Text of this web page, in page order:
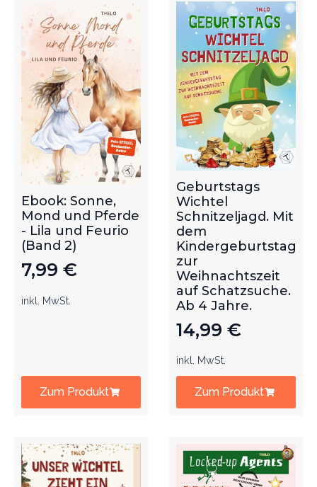
Ebook: Sonne,
Mond und Pferde
- Lila und Feurio
(Band 2)
7,99 €
inkl. MwSt.
Zum Produkt
Geburtstags
Wichtel
Schnitzeljagd. Mit
dem
Kindergeburtstag
zur
Weihnachtszeit
auf Schatzsuche.
Ab 4 Jahre.
14,99 €
inkl. MwSt.
Zum Produkt